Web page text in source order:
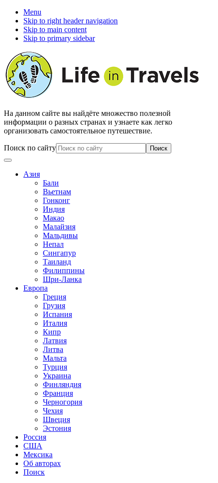
Menu
Skip to right header navigation
Skip to main content
Skip to primary sidebar
На данном сайте вы найдёте множество полезной
информации о разных странах и узнаете как легко
организовать самостоятельное путешествие.
Поиск по сайту
Азия
Бали
Вьетнам
Гонконг
Индия
Макао
Малайзия
Мальдивы
Непал
Сингапур
Таиланд
Филиппины
Шри-Ланка
Европа
Греция
Грузия
Испания
Италия
Кипр
Латвия
Литва
Мальта
Турция
Украина
Финляндия
Франция
Черногория
Чехия
Швеция
Эстония
Россия
США
Мексика
Об авторах
Поиск